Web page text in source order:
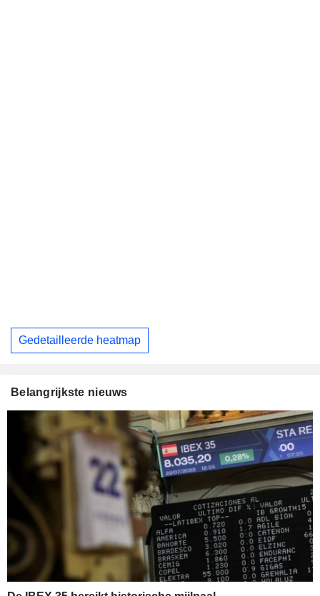
Gedetailleerde heatmap
Belangrijkste nieuws